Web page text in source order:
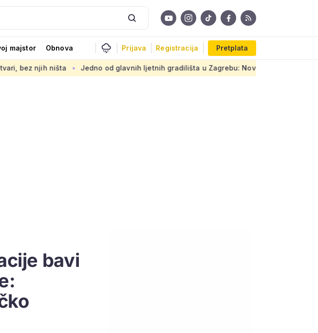
majstor Obnova Prijava Registracija Pretplata
Jedno od glavnih ljetnih gradilišta u Zagrebu: Novi armirani beton na prastarom
bavi